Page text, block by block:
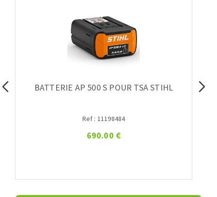
BATTERIE AP 500 S POUR TSA STIHL
Ref : 11198484
690.00 €